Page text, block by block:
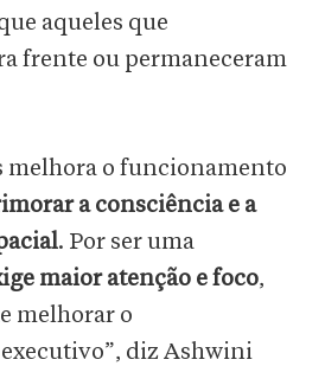
aqueles que
frente ou permaneceram
melhora o funcionamento
a consciência e a
. Por ser uma
maior atenção e foco,
melhorar o
diz Ashwini